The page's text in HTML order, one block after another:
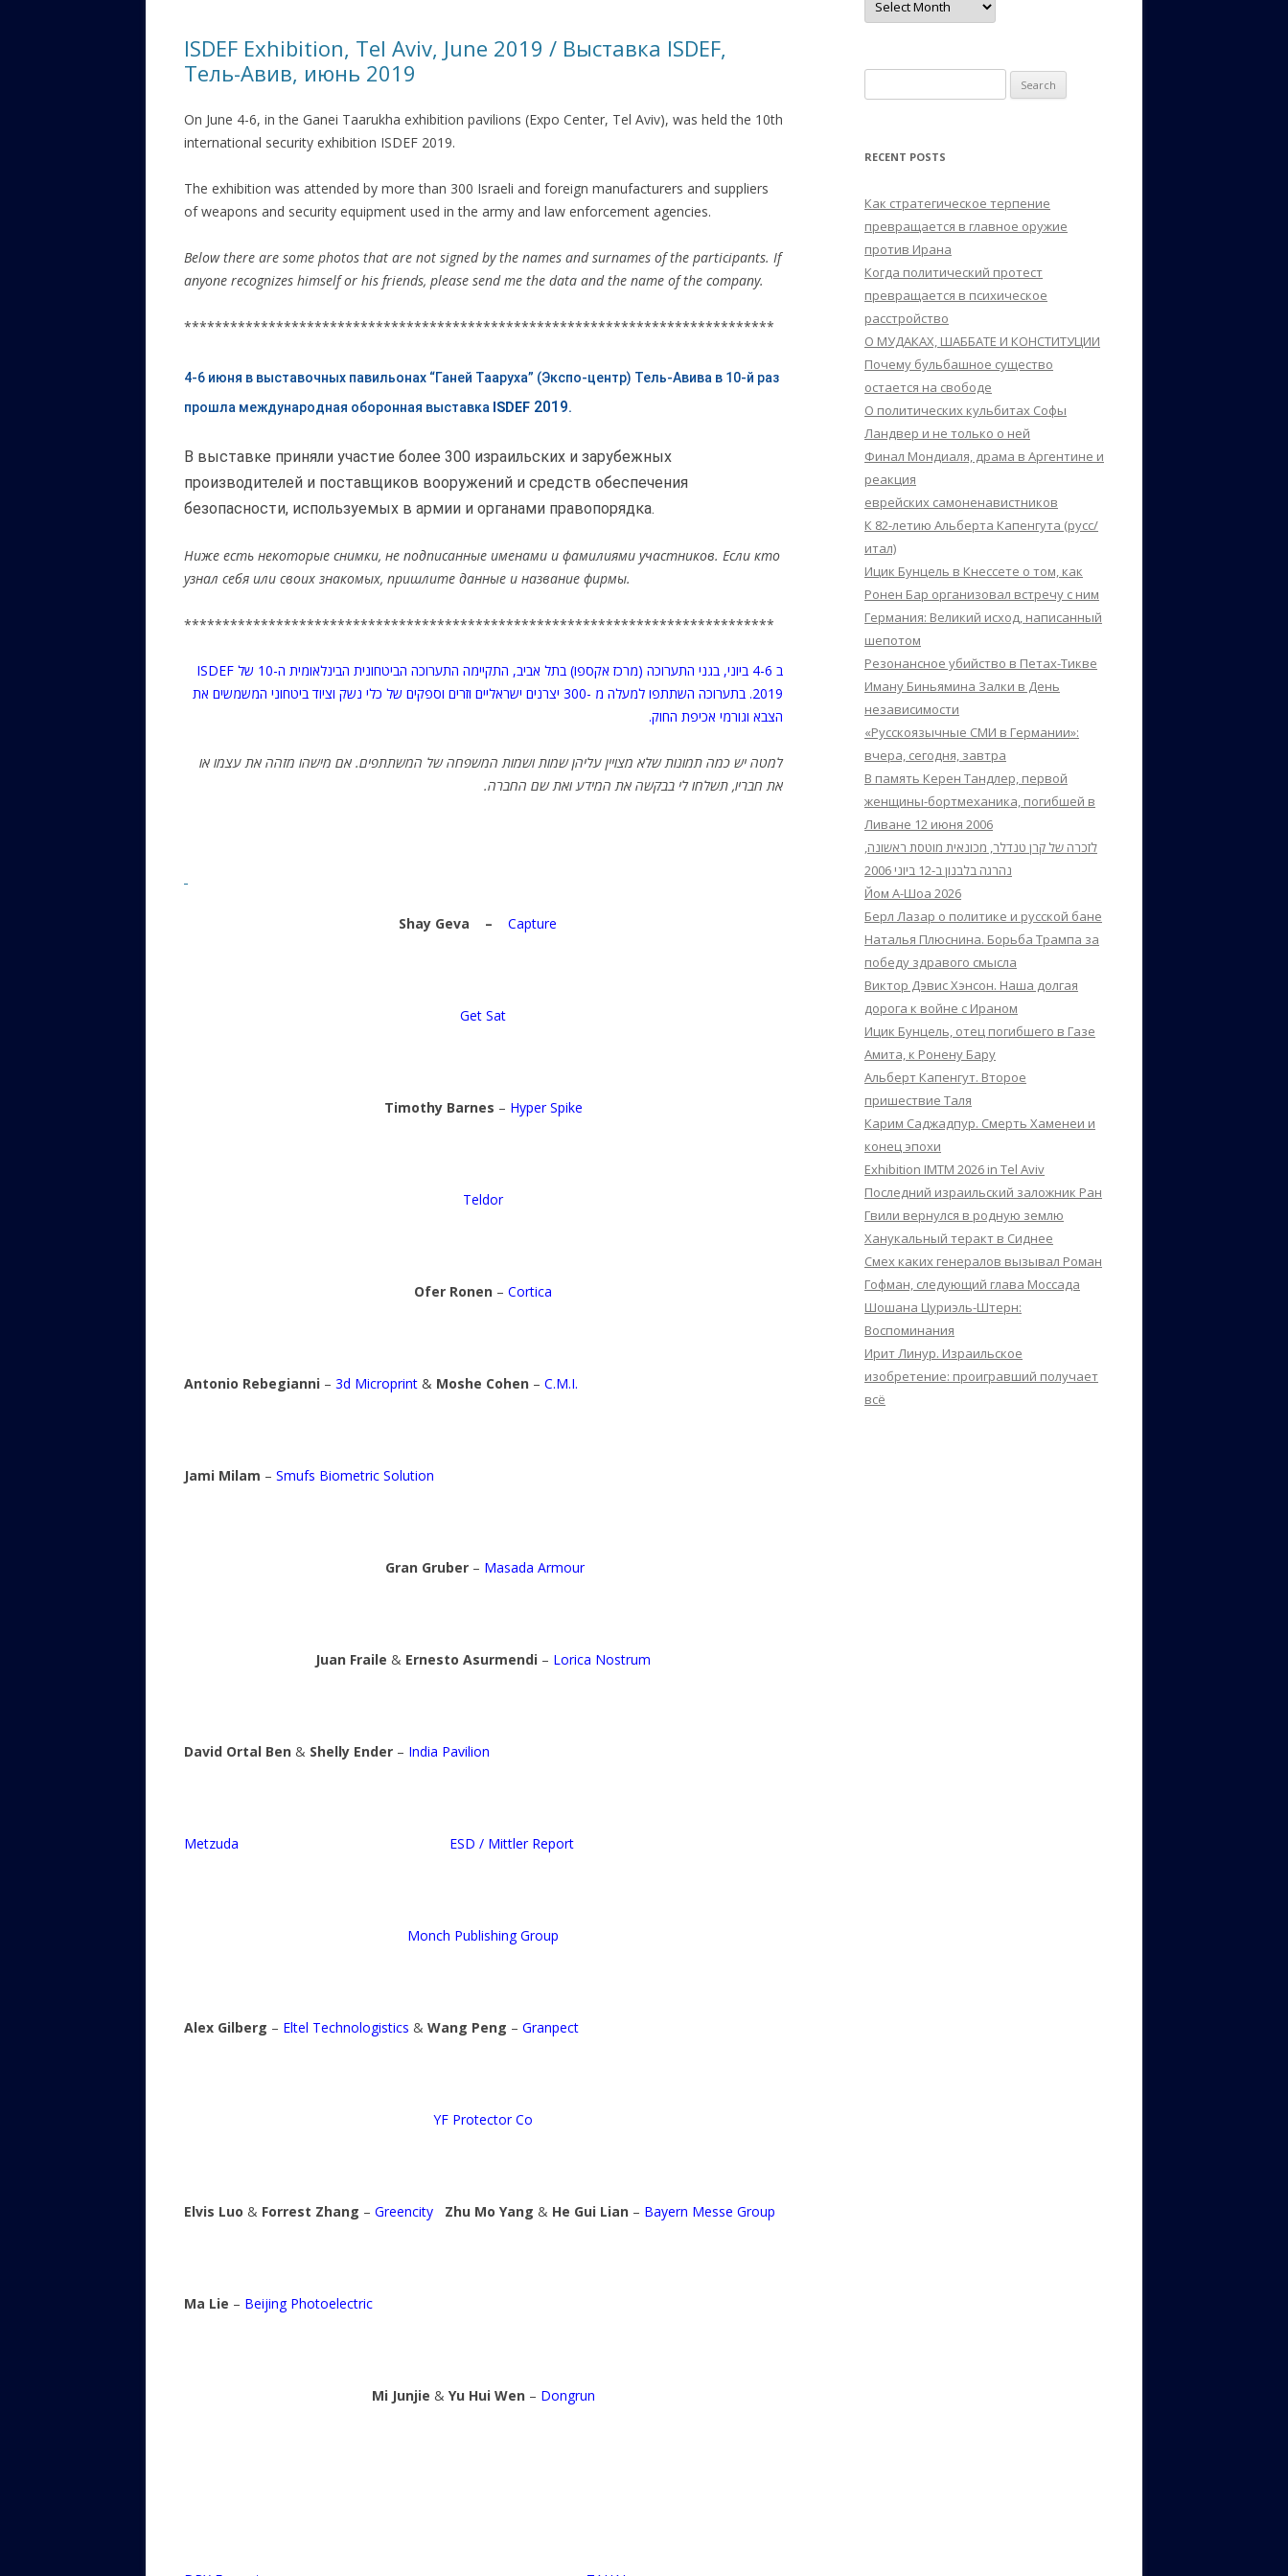
КАЛИНКОВИЧАХ СЕЙЧАС
ИНФОРМАЦИЯ К СТАРОМУ
ВАШИ ПИСЬМА
ОТЗЫВЫ, ПРЕДЛОЖЕНИЯ,
УТОЧНЕНИЯ, ДОПОЛНЕНИЯ
КТО КОГО ИЩЕТ
ISDEF Exhibition, Tel Aviv, June 2019 / Выставка ISDEF,
Тель-Авив, июнь 2019
On June 4-6, in the Ganei Taarukha exhibition pavilions (Expo Center, Tel Aviv), was held the 10th
international security exhibition ISDEF 2019.
The exhibition was attended by more than 300 Israeli and foreign manufacturers and suppliers
of weapons and security equipment used in the army and law enforcement agencies.
Below there are some photos that are not signed by the names and surnames of the participants. If
anyone recognizes himself or his friends, please send me the data and the name of the company.
*****************************************************************************
4-6 июня в выставочных павильонах “Ганей Тааруха” (Экспо-центр) Тель-Авива в 10-й раз
прошла международная оборонная выставка ISDEF 2019.
В выставке приняли участие более 300 израильских и зарубежных
производителей и поставщиков вооружений и средств обеспечения
безопасности, используемых в армии и органами правопорядка.
Ниже есть некоторые снимки, не подписанные именами и фамилиями участников. Если кто
узнал себя или своих знакомых, пришлите данные и название фирмы.
*****************************************************************************
ב 4-6 ביוני, בגני התערוכה (מרכז אקספו) בתל אביב, התקיימה התערוכה הביטחונית הבינלאומית ה-10 של ISDEF
2019. בתערוכה השתתפו למעלה מ -300 יצרנים ישראליים וזרים וספקים של כלי נשק וציוד ביטחוני המשמשים את
הצבא וגורמי אכיפת החוק.
למטה יש כמה תמונות שלא מצויין עליהן שמות ושמות המשפחה של המשתתפים. אם מישהו מזהה את עצמו או
את חבריו, תשלחו לי בבקשה את המידע ואת שם החברה.
Shay Geva – Capture
Get Sat
Timothy Barnes – Hyper Spike
Teldor
Ofer Ronen –Cortica
Antonio Rebegianni – 3d Microprint & Moshe Cohen – C.M.I.
Jami Milam – Smufs Biometric Solution
Gran Gruber – Masada Armour
Juan Fraile & Ernesto Asurmendi – Lorica Nostrum
David Ortal Ben & Shelly Ender – India Pavilion
Metzuda ESD / Mittler Report
Monch Publishing Group
Alex Gilberg – Eltel Technologistics & Wang Peng – Granpect
YF Protector Co
Elvis Luo & Forrest Zhang – Greencity Zhu Mo Yang & He Gui Lian – Bayern Messe Group
Ma Lie – Beijing Photoelectric
Mi Junjie & Yu Hui Wen– Dongrun
for:
RECENT POSTS
Как стратегическое терпение
превращается в главное оружие
против Ирана
Когда политический протест
превращается в психическое
расстройство
О МУДАКАХ, ШАББАТЕ И КОНСТИТУЦИИ
Почему бульбашное существо
остается на свободе
О политических кульбитах Софы
Ландвер и не только о ней
Финал Мондиаля, драма в Аргентине и
реакция
еврейских самоненавистников
К 82-летию Альберта Капенгута (русс/
итал)
Ицик Бунцель в Кнессете о том, как
Ронен Бар организовал встречу с ним
Германия: Великий исход, написанный
шепотом
Резонансное убийство в Петах-Тикве
Иману Биньямина Залки в День
независимости
«Русскоязычные СМИ в Германии»:
вчера, сегодня, завтра
В память Керен Тандлер, первой
женщины-бортмеханика, погибшей в
Ливане 12 июня 2006
לזכרה של קרן טנדלר, מכונאית מוטסת ראשונה,
נהרגה בלבנון ב-12 ביוני 2006
Йом А-Шоа 2026
Берл Лазар о политике и русской бане
Наталья Плюснина. Борьба Трампа за
победу здравого смысла
Виктор Дэвис Хэнсон. Наша долгая
дорога к войне с Ираном
Ицик Бунцель, отец погибшего в Газе
Амита, к Ронену Бару
Альберт Капенгут. Второе
пришествие Таля
Карим Саджадпур. Смерть Хаменеи и
конец эпохи
Exhibition IMTM 2026 in Tel Aviv
Последний израильский заложник Ран
Гвили вернулся в родную землю
Ханукальный теракт в Сиднее
Смех каких генералов вызывал Роман
Гофман, следующий глава Моссада
Шошана Цуриэль-Штерн:
Воспоминания
Ирит Линур. Израильское
изобретение: проигравший получает
всё